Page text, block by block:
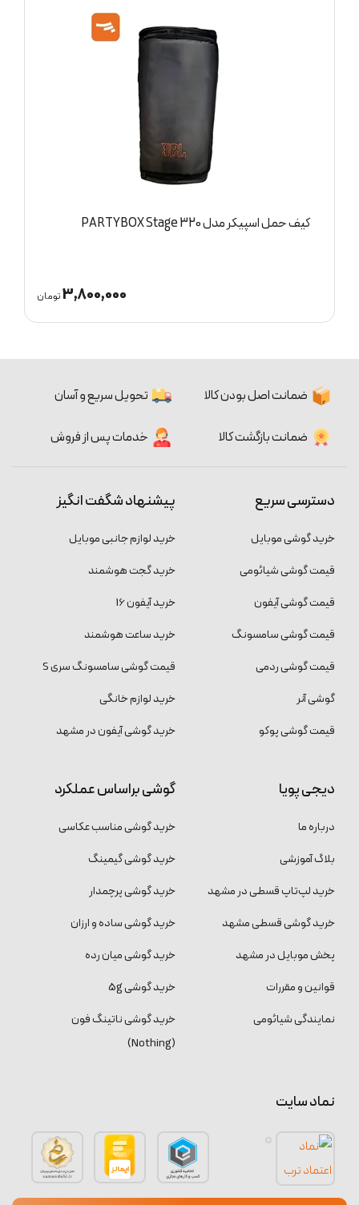
کیف حمل اسپیکر مدل PARTYBOX Stage 320
3,800,000تومان
ضمانت اصل بودن کالا تحویل سریع و آسان
ضمانت بازگشت کالا خدمات پس از فروش
دسترسی سریع
خرید گوشی موبایل
قیمت گوشی شیائومی
قیمت گوشی آیفون
قیمت گوشی سامسونگ
قیمت گوشی ردمی
گوشی آنر
قیمت گوشی پوکو
پیشنهاد شگفت انگیز
خرید لوازم جانبی موبایل
خرید گجت هوشمند
خرید آیفون 16
خرید ساعت هوشمند
قیمت گوشی سامسونگ سری S
خرید لوازم خانگی
خرید گوشی آیفون در مشهد
دیجی پویا
درباره ما
بلاگ آموزشی
خرید لپ‌تاپ قسطی در مشهد
خرید گوشی قسطی مشهد
پخش موبایل در مشهد
قوانین و مقررات
نمایندگی شیائومی
گوشی براساس عملکرد
خرید گوشی مناسب عکاسی
خرید گوشی گیمینگ
خرید گوشی پرچمدار
خرید گوشی ساده و ارزان
خرید گوشی میان رده
خرید گوشی 5g
خرید گوشی ناتینگ فون
(Nothing)
نماد سایت